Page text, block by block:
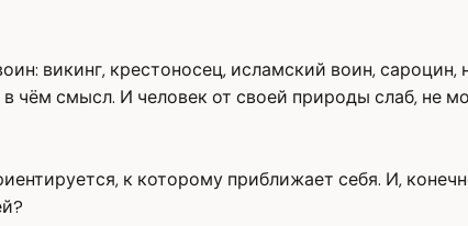
викинг, крестоносец, исламский воин,
чём смысл. И человек от своей природы слаб, не
к которому приближает себя. И,